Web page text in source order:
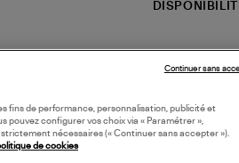
fins de performance, personnalisation, publicité et
pouvez configurer vos choix via « Paramétrer »,
strictement nécessaires (« Continuer sans accepter »).
de cookies
Continuer sans